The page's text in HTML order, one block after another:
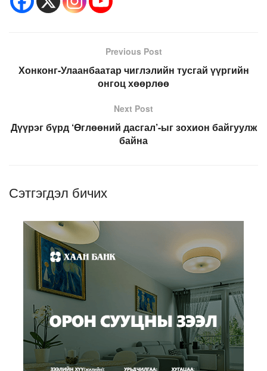
Previous Post
Хонконг-Улаанбаатар чиглэлийн тусгай үүргийн
онгоц хөөрлөө
Next Post
Дүүрэг бүрд ‘Өглөөний дасгал’-ыг зохион байгуулж
байна
Сэтгэгдэл бичих